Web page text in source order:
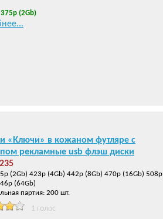
375р (2Gb)
«Ключи» в кожаном футляре с
рекламные usb флэш диски
(2Gb) 423р (4Gb) 442р (8Gb) 470р (16Gb) 508р
(64Gb)
партия: 200 шт.
1 голос